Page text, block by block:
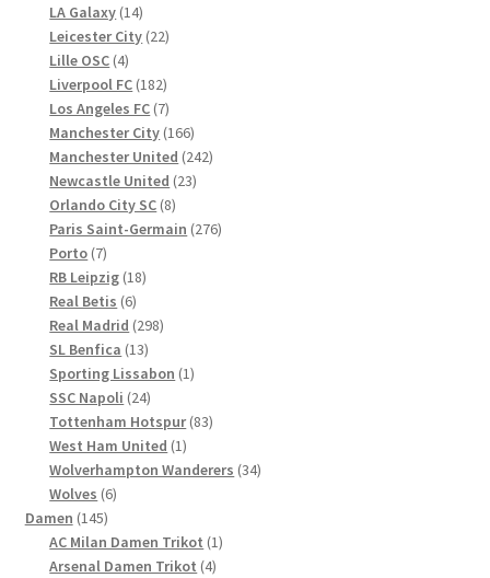
LA Galaxy 1414
Produkte
Leicester City 2222
Lille OSC 44
Produkte
Liverpool FC 182182
Produkte
Los Angeles FC 77
Produkte
Manchester City 166166
Produkte
Manchester United 242242
Newcastle United 2323
Orlando City SC 88
Produkte
Paris Saint-Germain 276276
Porto 77
Produkte
RB Leipzig 1818
Real Betis 66
Produkte
Real Madrid 298298
SL Benfica 1313
Produkte
Sporting Lissabon 11
SSC Napoli 2424
Produkte
Tottenham Hotspur 8383
West Ham United 11
Produkt
Wolverhampton Wanderers 3434
Wolves 66
Damen 145145
Produkte
AC Milan Damen Trikot 11
Arsenal Damen Trikot 44